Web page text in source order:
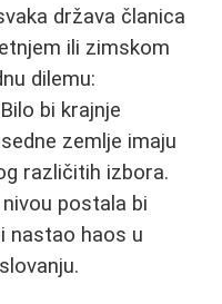
država članica
ili zimskom
dilemu:
bi krajnje
zemlje imaju
različitih izbora.
postala bi
nastao haos u